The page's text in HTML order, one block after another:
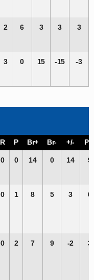
2 6 3 3 3
3 0 15 -15 -3
R P Br+ Br- +/-
0 0 14 0 14 9
0 1 8 5 3 6
0 2 7 9 -2 3